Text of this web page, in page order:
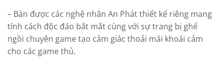
– Bàn được các nghệ nhân An Phát thiết kế riêng mang
tính cách độc đáo bắt mắt cùng với sự trang bị ghế
ngồi chuyên game tạo cảm giác thoải mái khoái cảm
cho các game thủ.